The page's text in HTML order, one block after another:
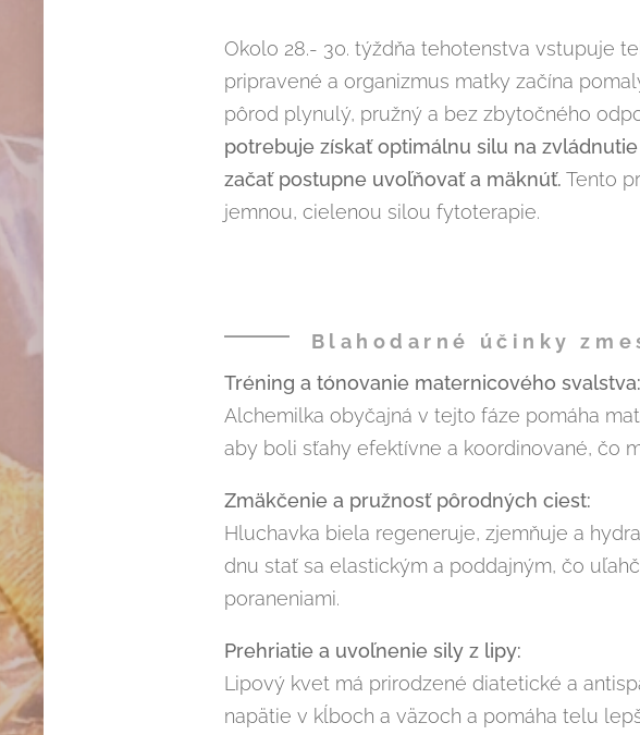
Okolo 28.- 30. týždňa tehotenstva vstupuje
pripravené a organizmus matky začína
pôrod plynulý, pružný a bez zbytočného
potrebuje získať optimálnu silu na
začať postupne uvoľňovať a mäknúť. Tento
jemnou, cielenou silou fytoterapie.
Blahodarné účinky
Tréning a tónovanie maternicového svalstva:
Alchemilka obyčajná v tejto fáze pomáha
aby boli sťahy efektívne a koordinované, čo
Zmäkčenie a pružnosť pôrodných ciest:
Hluchavka biela regeneruje, zjemňuje a
dnu stať sa elastickým a poddajným, čo
poraneniami.
Prehriatie a uvoľnenie sily z lipy:
Lipový kvet má prirodzené diatetické a
napätie v kĺboch a väzoch a pomáha telu